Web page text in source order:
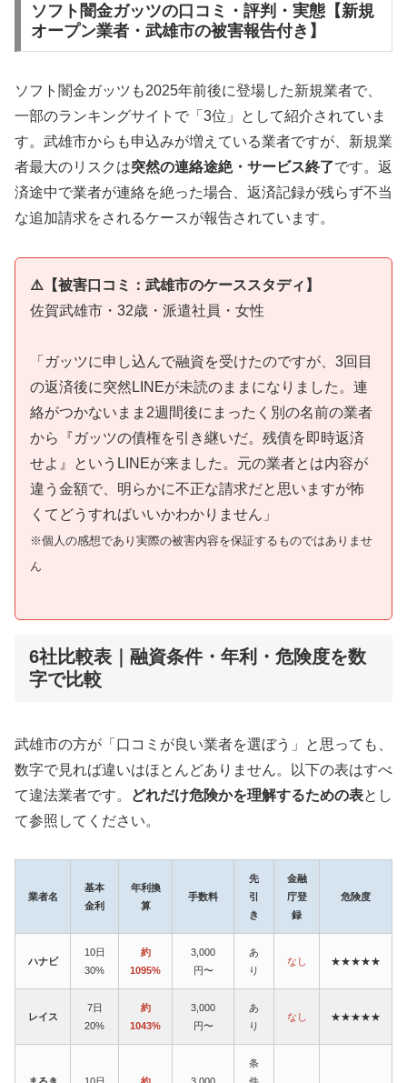
ソフト闇金ガッツの口コミ・評判・実態【新規
オープン業者・武雄市の被害報告付き】
ソフト闇金ガッツも2025年前後に登場した新規業者で、
一部のランキングサイトで「3位」として紹介されていま
す。武雄市からも申込みが増えている業者ですが、新規業
者最大のリスクは突然の連絡途絶・サービス終了です。返
済途中で業者が連絡を絶った場合、返済記録が残らず不当
な追加請求をされるケースが報告されています。
⚠️【被害口コミ：武雄市のケーススタディ】
佐賀武雄市・32歳・派遣社員・女性
「ガッツに申し込んで融資を受けたのですが、3回目
の返済後に突然LINEが未読のままになりました。連
絡がつかないまま2週間後にまったく別の名前の業者
から『ガッツの債権を引き継いだ。残債を即時返済
せよ』というLINEが来ました。元の業者とは内容が
違う金額で、明らかに不正な請求だと思いますが怖
くてどうすればいいかわかりません」
※個人の感想であり実際の被害内容を保証するものではありませ
ん
6社比較表｜融資条件・年利・危険度を数
字で比較
武雄市の方が「口コミが良い業者を選ぼう」と思っても、
数字で見れば違いはほとんどありません。以下の表はすべ
て違法業者です。
どれだけ危険かを理解するための表とし
て参照してください。
業者名
基本
金利
年利換
算
手数料
先
引
き
金融
庁登
録
危険度
ハナビ
10日
30%
約
1095%
3,000
円〜
あ
り
なし ★★★★★
レイス
7日
20%
約
1043%
3,000
円〜
あ
り
なし ★★★★★
条